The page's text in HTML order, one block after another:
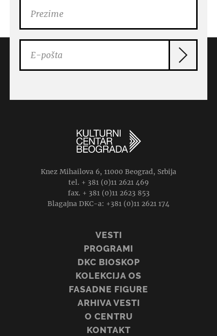
Knez Mihailova 6, 11000 Beograd, Srbija
tel. + 381 (0)11 2621 469
fax. + 381 (0)11 2623 853
Blagajna DKC-a: +381 (0)11 2621 174
VESTI
PROGRAMI
DKC BIOSKOP
KOLEKCIJA OS
FASADNE FIGURE
ARHIVA VESTI
O CENTRU
KONTAKT